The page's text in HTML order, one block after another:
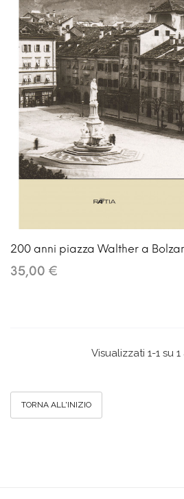
200 anni piazza Walther a
35,00 €
Visualizzati 1-1 su
TORNA ALL'INIZIO